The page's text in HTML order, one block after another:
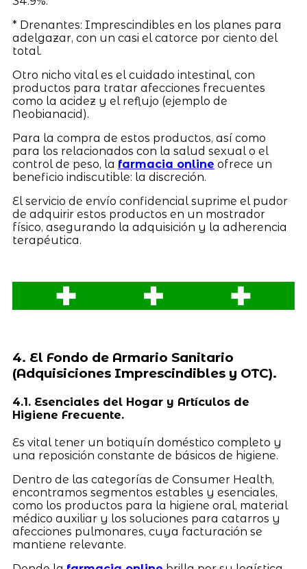
* Drenantes: Imprescindibles en los planes para
adelgazar, con un casi el catorce por ciento del
total.
Otro nicho vital es el cuidado intestinal, con
productos para tratar afecciones frecuentes
como la acidez y el reflujo (ejemplo de
Neobianacid).
Para la compra de estos productos, así como
para los relacionados con la salud sexual o el
control de peso, la farmacia online ofrece un
beneficio indiscutible: la discreción.
El servicio de envío confidencial suprime el pudor
de adquirir estos productos en un mostrador
físico, asegurando la adquisición y la adherencia
terapéutica.
4. El Fondo de Armario Sanitario
(Adquisiciones Imprescindibles y OTC).
4.1. Esenciales del Hogar y Artículos de
Higiene Frecuente.
Es vital tener un botiquín doméstico completo y
una reposición constante de básicos de higiene.
Dentro de las categorías de Consumer Health,
encontramos segmentos estables y esenciales,
como los productos para la higiene oral, material
médico auxiliar y los soluciones para catarros y
afecciones pulmonares, cuya facturación se
mantiene relevante.